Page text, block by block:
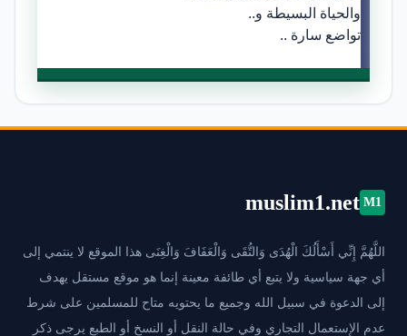
والحياة البسيطة و..
تواضع سارة ..
M1
muslim1.net
اللَّهُمَّ إِنِّي أَسْأَلُكَ الْهُدَى وَالتُّقَى وَالْعَفَافَ وَالْغِنَى هذا الموقع لا ينتمي إلى
أي جهة سياسية ولا يتبع أي طائفة معينة إنما هو موقع مستقل يهدف
إلى الدعوة في سبيل الله وجميع ما يحتويه متاح للمسلمين على شرط
عدم الإستعمال التجاري وفي حالة النقل أو النسخ أو الطبع يرجى ذكر